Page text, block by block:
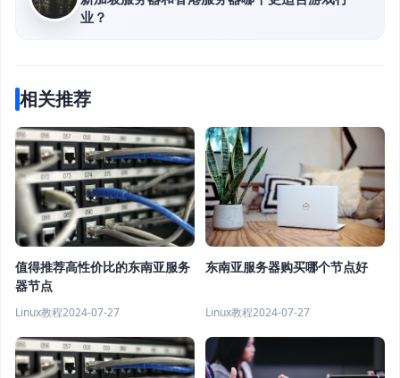
业？
相关推荐
值得推荐高性价比的东南亚服务
器节点
Linux教程2024-07-27
东南亚服务器购买哪个节点好
Linux教程2024-07-27